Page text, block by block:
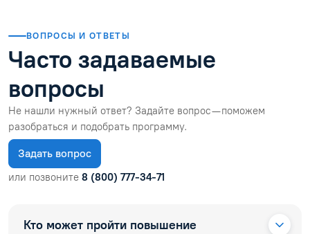
ВОПРОСЫ И ОТВЕТЫ
Часто задаваемые
вопросы
Не нашли нужный ответ? Задайте вопрос — поможем
разобраться и подобрать программу.
Задать вопрос
или позвоните 8 (800) 777-34-71
Кто может пройти повышение